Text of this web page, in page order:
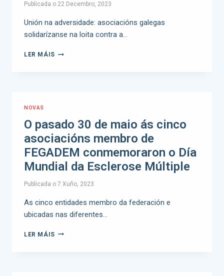
Publicada o 22 Decembro, 2023
Unión na adversidade: asociacións galegas
solidarízanse na loita contra a…
LER MÁIS
NOVAS
O pasado 30 de maio ás cinco
asociacións membro de
FEGADEM conmemoraron o Día
Mundial da Esclerose Múltiple
Publicada o 7 Xuño, 2023
As cinco entidades membro da federación e
ubicadas nas diferentes…
LER MÁIS